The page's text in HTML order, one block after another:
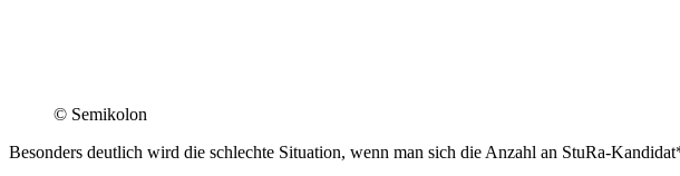
© Semi­kolon
Besonders deutlich wird die schlechte Situation, wenn man sich die Anzahl an StuRa-